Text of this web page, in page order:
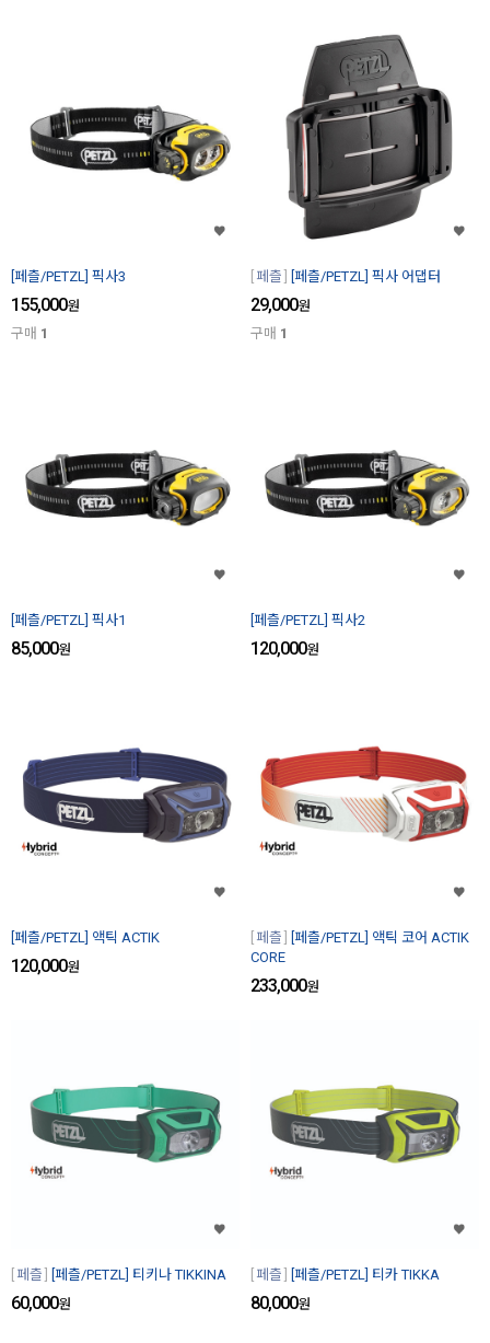
[페츨/PETZL] 픽사3
155,000원
구매 1
페츨 [페츨/PETZL] 픽사 어댑터
29,000원
구매 1
[페츨/PETZL] 픽사1
85,000원
[페츨/PETZL] 픽사2
120,000원
[페츨/PETZL] 액틱 ACTIK
120,000원
페츨
[페츨/PETZL] 액틱 코어 ACTIK
CORE
233,000원
페츨 [페츨/PETZL] 티키나 TIKKINA
60,000원
페츨 [페츨/PETZL] 티카 TIKKA
80,000원